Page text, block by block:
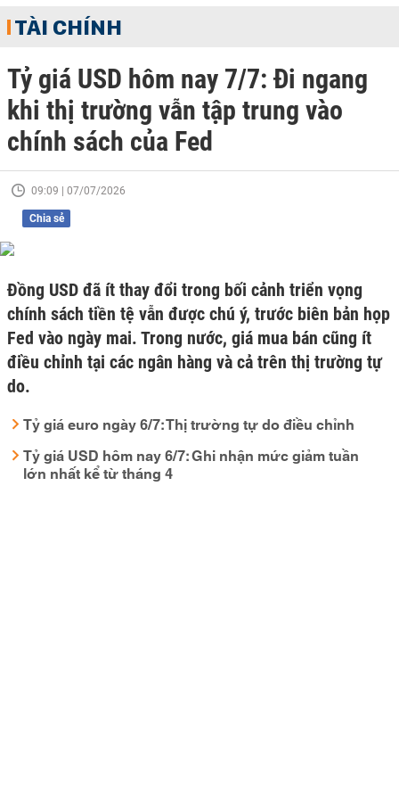
TÀI CHÍNH
Tỷ giá USD hôm nay 7/7: Đi ngang
khi thị trường vẫn tập trung vào
chính sách của Fed
09:09 | 07/07/2026
Chia sẻ
Đồng USD đã ít thay đổi trong bối cảnh triển vọng
chính sách tiền tệ vẫn được chú ý, trước biên bản họp
Fed vào ngày mai. Trong nước, giá mua bán cũng ít
điều chỉnh tại các ngân hàng và cả trên thị trường tự
do.
Tỷ giá euro ngày 6/7: Thị trường tự do điều chỉnh
Tỷ giá USD hôm nay 6/7: Ghi nhận mức giảm tuần
lớn nhất kể từ tháng 4